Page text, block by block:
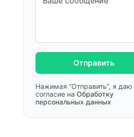
Отправить
Нажимая “Отправить”, я даю
согласие на Обработку
персональных данных